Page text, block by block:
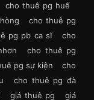
cho thuê pg huế
cho thuê pg
pg pb ca sĩ
cho
cho thuê pg
pg sự kiện
cho
cho thuê pg đà
giá thuê pg giá